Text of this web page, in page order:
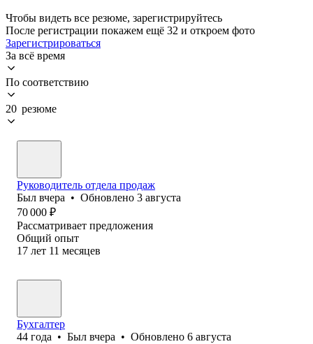
Чтобы видеть все резюме, зарегистрируйтесь
После регистрации покажем ещё 32 и откроем фото
Зарегистрироваться
За всё время
По соответствию
20 резюме
Руководитель отдела продаж
Был вчера • Обновлено 3 августа
70 000 ₽
Рассматривает предложения
Общий опыт
17 лет 11 месяцев
Бухгалтер
44 года • Был вчера • Обновлено 6 августа